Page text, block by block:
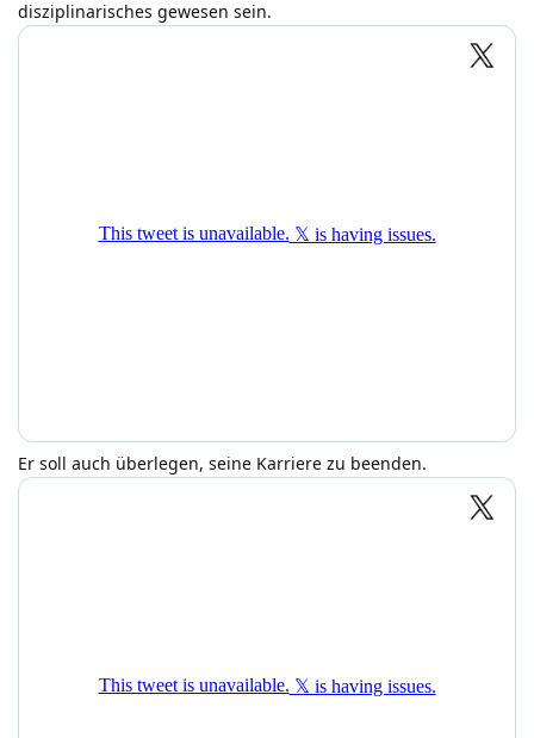
disziplinarisches gewesen sein.
Er soll auch überlegen, seine Karriere zu beenden.